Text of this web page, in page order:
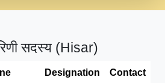
- तर अखय ह जद भर बहर ज म
- जय जय शयम जय जय शयम
सदस्य (Hisar)
Designation Contact